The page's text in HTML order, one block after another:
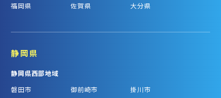
福岡県
佐賀県 大分県
静岡県
静岡県西部地域
磐田市
御前崎市
掛川市